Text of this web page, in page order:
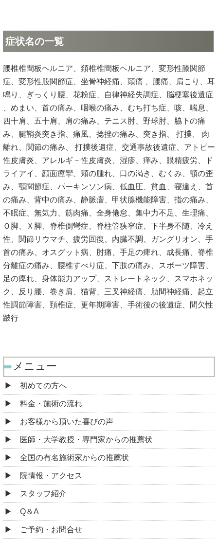
症状名の一覧
腰椎椎間板ヘルニア、頚椎椎間板ヘルニア、変形性膝関節
症、変形性股関節症、坐骨神経痛、頭痛 、腰痛、肩こり、耳
鳴り、ぎっくり腰、花粉症、自律神経失調症、脳梗塞後遺症
、めまい、首の痛み、咽喉の痛み、むち打ち症、咳、喘息、
四十肩、五十肩、肩の痛み、テニス肘、野球肘、脇下の痛
み、腱鞘炎突き指、痛風、捻挫の痛み、突き指、 打撲、 肉
離れ、関節の痛み、 打撲後遺症、交通事故後遺症、アトピー
性皮膚炎、アレルギ－性皮膚炎、湿疹、痒み、眼精疲労、ド
ライアイ、顔面痙攣、頬の腫れ、口の渇き、むくみ、顎の歪
み、顎関節症、パーキンソン病、低血圧、貧血、寝違え、首
の痛み、背中の痛み、静脈瘤、甲状腺機能障害、指の痛み、
不眠症、無気力、筋肉痛、全身倦怠、集中力不足、生理痛、
Ｏ脚、Ｘ脚、脊椎側彎症、脊柱管狭窄症、下半身不随、冷え
性、関節リウマチ、疲労回復、内臓不調、ガングリオン、手
首の痛み、オスグット病、肘痛、手足の痺れ、成長痛、脊椎
分離症の痛み、腰椎すべり症、下肢の痛み、スポーツ障害、
足の痺れ、身体能力アップ、ストレートネック、スマホネッ
ク、反り腰、巻き肩、猫背、三叉神経痛、肋間神経痛、起立
性調節障害、頚椎症、更年期障害、手術後の後遺症、間欠性
跛行
メニュー
初めての方へ
料金・施術の流れ
お客様から頂いた喜びの声
医師・大学教授・専門家からの推薦状
全国の有名施術家からの推薦状
院情報・アクセス
スタッフ紹介
Q＆A
ご予約・お問合せ